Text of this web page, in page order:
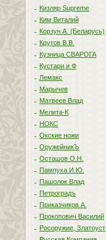
Кизляр Supreme
Ким Виталий
Корзун А. (Беларусь)
Крутов В.В.
Кузница СВАРОГА
Кустари и Ф
Лемакс
Марычев
Матвеев Влад
Мелита-К
НОКС
Окские ножи
ОружейникЪ
Осташов О.Н.
Пампуха И.Ю.
Пашолок Влад
Петроградъ
Приказчиков А.
Прокопович Василий
Росоружие, Златоуст